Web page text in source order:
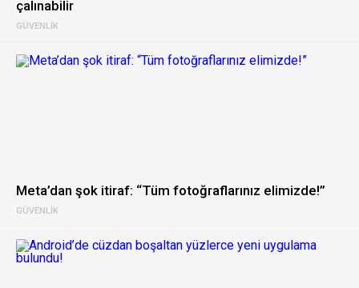
GÜVENLIK
çalınabilir
GÜVENLIK
Meta’dan şok itiraf: “Tüm fotoğraflarınız elimizde!”